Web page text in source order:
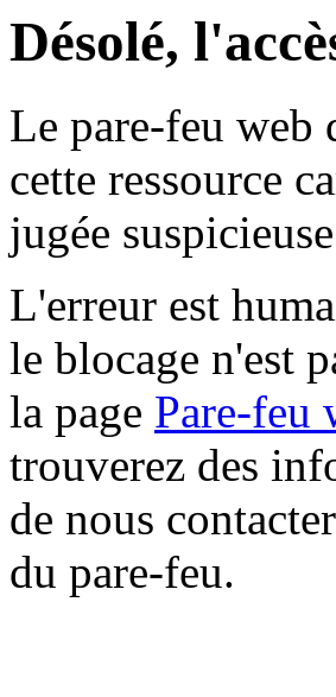
Désolé,
Le pare-feu web
cette ressource
jugée
L'erreur est
le blocage n'est
la page Pare-feu
trouverez des
de nous
du pare-feu.